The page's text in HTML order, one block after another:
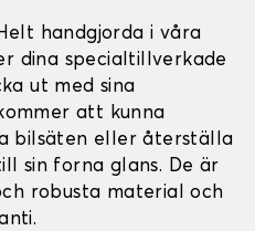
handgjorda i våra
dina specialtillverkade
ut med sina
att kunna
bilsäten eller återställa
sin forna glans. De är
robusta material och